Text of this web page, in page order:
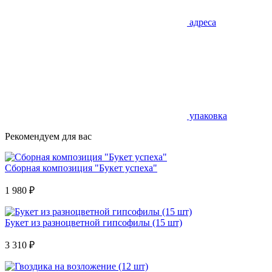
адреса
упаковка
Рекомендуем для вас
Сборная композиция "Букет успеха"
1 980 ₽
Букет из разноцветной гипсофилы (15 шт)
3 310 ₽